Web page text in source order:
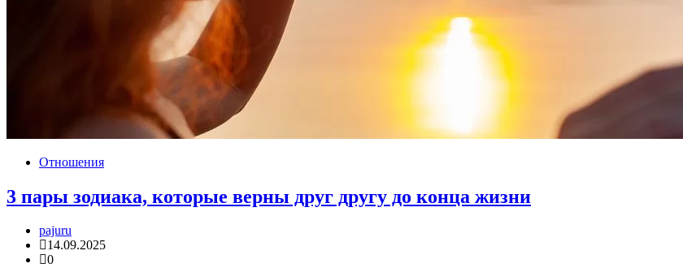
Отношения
3 пары зодиака, которые верны друг другу до конца жизни
pajuru
14.09.2025
0